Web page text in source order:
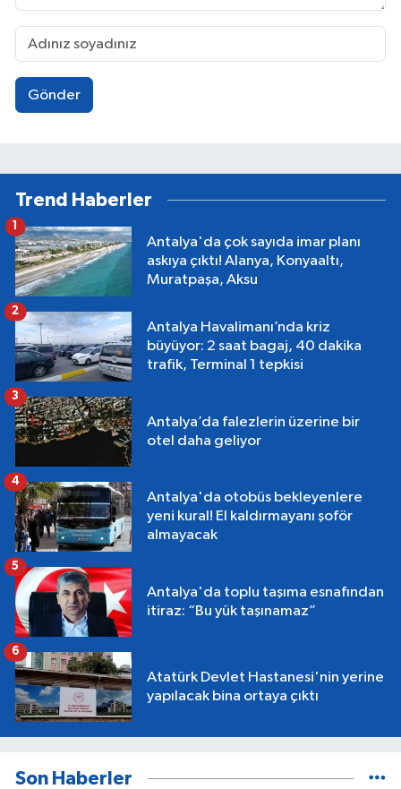
Gönder
Trend Haberler
Antalya'da çok sayıda imar planı
askıya çıktı! Alanya, Konyaaltı,
Muratpaşa, Aksu
1
Antalya Havalimanı’nda kriz
büyüyor: 2 saat bagaj, 40 dakika
trafik, Terminal 1 tepkisi
2
Antalya’da falezlerin üzerine bir
otel daha geliyor
3
Antalya'da otobüs bekleyenlere
yeni kural! El kaldırmayanı şoför
almayacak
4
Antalya'da toplu taşıma esnafından
itiraz: “Bu yük taşınamaz”
5
Atatürk Devlet Hastanesi'nin yerine
yapılacak bina ortaya çıktı
6
Son Haberler